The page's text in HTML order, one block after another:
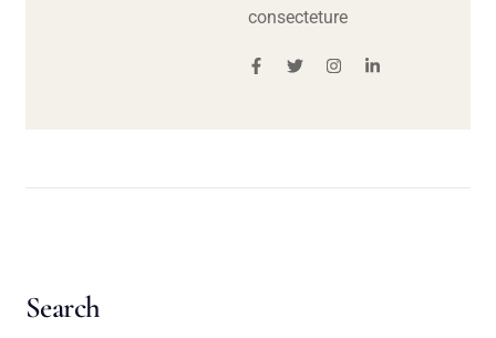
consecteture
Search